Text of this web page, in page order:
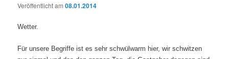
Veröffentlicht am08.01.2014
Wetter.
Für unsere Begriffe ist es sehr schwülwarm hier, wir schwitzen